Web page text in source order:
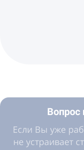
Вопрос
Если Вы уже
не устраивает